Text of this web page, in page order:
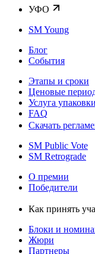
УФО
SM Young
Блог
События
Этапы и сроки
Ценовые
Услуга
FAQ
Скачать
SM Public Vote
SM Retrograde
О премии
Победители
Как принять
Блоки и
Жюри
Партнеры